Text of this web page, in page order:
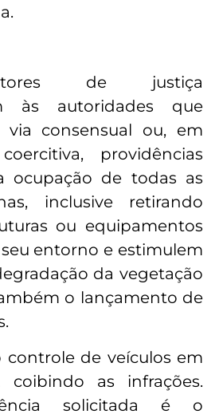
de justiça
às autoridades que
via consensual ou, em
providências
ocupação de todas as
inclusive retirando
ou equipamentos
entorno e estimulem
da vegetação
o lançamento de
controle de veículos em
coibindo as infrações.
solicitada é o